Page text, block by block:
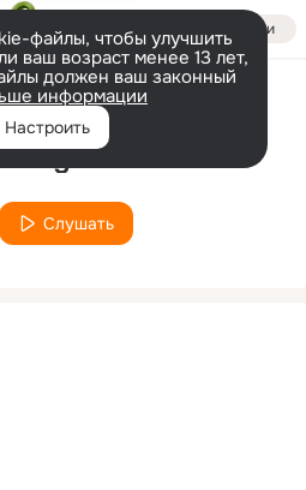
Войти
файлы, чтобы улучшить
ваш возраст менее 13 лет,
должен ваш законный
информации
Настроить
Исполнитель
Doug Horison
Слушать